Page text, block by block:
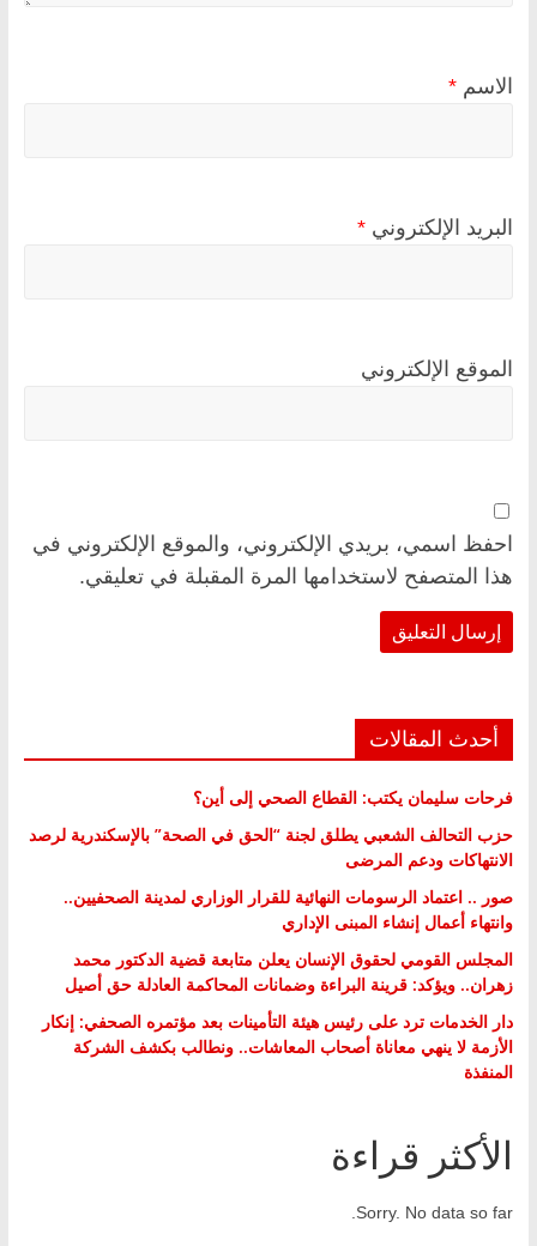
الاسم *
البريد الإلكتروني *
الموقع الإلكتروني
احفظ اسمي، بريدي الإلكتروني، والموقع الإلكتروني في
هذا المتصفح لاستخدامها المرة المقبلة في تعليقي.
أحدث المقالات
فرحات سليمان يكتب: القطاع الصحي إلى أين؟
حزب التحالف الشعبي يطلق لجنة “الحق في الصحة” بالإسكندرية لرصد
الانتهاكات ودعم المرضى
صور .. اعتماد الرسومات النهائية للقرار الوزاري لمدينة الصحفيين..
وانتهاء أعمال إنشاء المبنى الإداري
المجلس القومي لحقوق الإنسان يعلن متابعة قضية الدكتور محمد
زهران.. ويؤكد: قرينة البراءة وضمانات المحاكمة العادلة حق أصيل
دار الخدمات ترد على رئيس هيئة التأمينات بعد مؤتمره الصحفي: إنكار
الأزمة لا ينهي معاناة أصحاب المعاشات.. ونطالب بكشف الشركة
المنفذة
الأكثر قراءة
Sorry. No data so far.